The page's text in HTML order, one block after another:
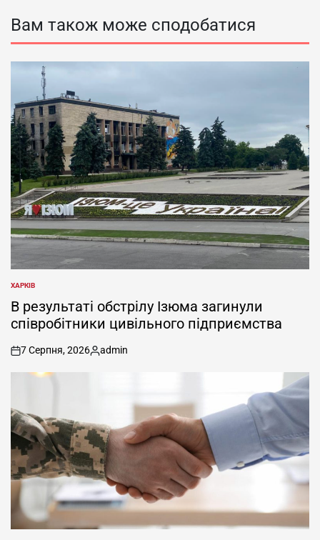
Вам також може сподобатися
ОПУБЛІКУВАТИ
У
ХАРКІВ
В результаті обстрілу Ізюма загинули
співробітники цивільного підприємства
on
7 Серпня, 2026
Опубліковано
admin